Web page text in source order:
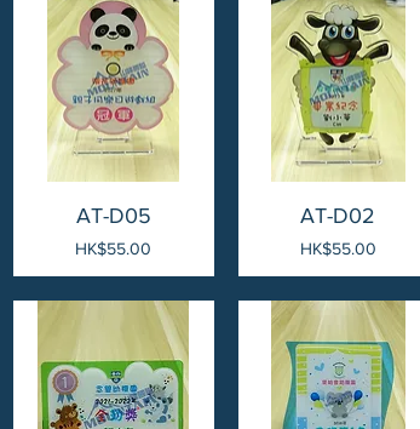
AT-D05
價格
HK$55.00
AT-D02
價格
HK$55.00